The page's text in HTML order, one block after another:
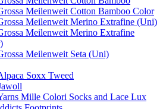
Meilenweit Cotton Bamboo Color
Meilenweit Merino Extrafine (Uni)
Meilenweit Merino Extrafine
Meilenweit Seta (Uni)
Soxx Tweed
Mille Colori Socks and Lace Lux